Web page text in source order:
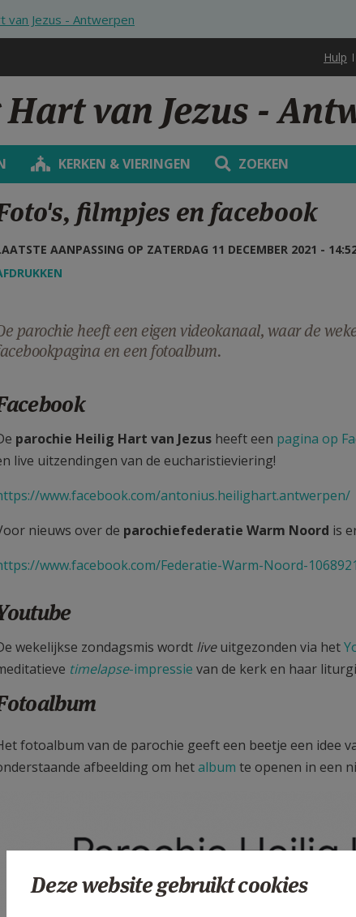
van Jezus - Antwerpen
Hulp
van Jezus -
KERKEN & VIERINGEN ZOEKEN
filmpjes en facebook
AANPASSING OP ZATERDAG 11 DECEMBER 2021 -
parochie heeft een eigen videokanaal, waar de
en een fotoalbum.
parochie Heilig Hart van Jezus heeft een pagina op
live uitzendingen van de eucharistieviering!
www.facebook.com/antonius.heilighart.antwerpen/
nieuws over de parochiefederatie Warm Noord is
www.facebook.com/Federatie-Warm-Noord-
wekelijkse zondagsmis wordt liveuitgezonden via het
timelapse-impressie van de kerk en haar
fotoalbum van de parochie geeft een beetje een idee
afbeelding om hetalbum te openen in een
Deze website gebruikt cookies